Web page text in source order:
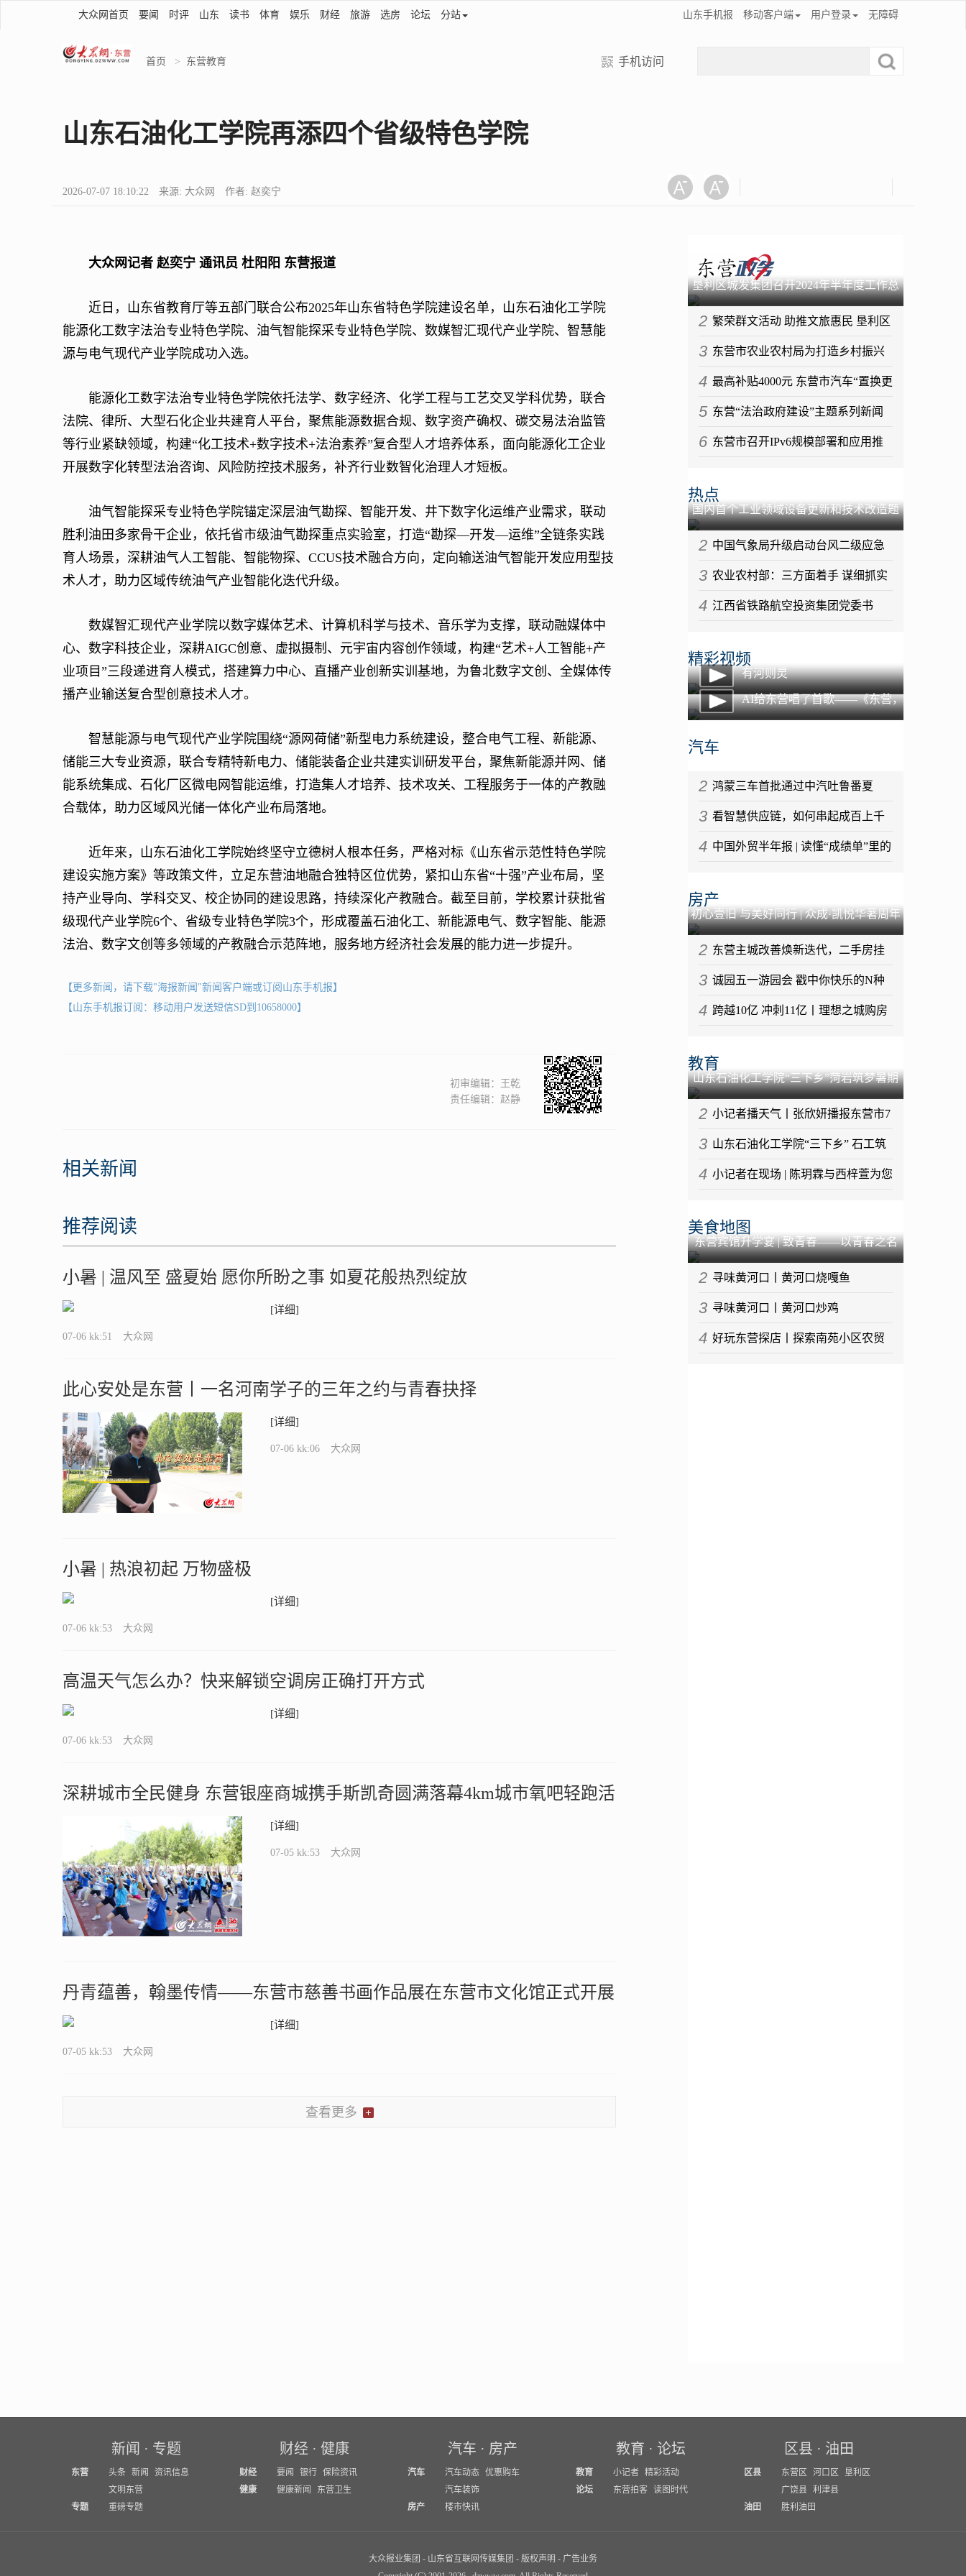
大众网首页 要闻 时评 山东 读书 体育 娱乐 财经 旅游 选房 论坛 分站 山东手机报 移动客户端 用户登录 无障碍
首页 > 东营教育 手机访问
山东石油化工学院再添四个省级特色学院
2026-07-07 18:10:22 来源: 大众网 作者: 赵奕宁
大众网记者 赵奕宁 通讯员 杜阳阳 东营报道
近日，山东省教育厅等五部门联合公布2025年山东省特色学院建设名单，山东石油化工学院
能源化工数字法治专业特色学院、油气智能探采专业特色学院、数媒智汇现代产业学院、智慧能
源与电气现代产业学院成功入选。
能源化工数字法治专业特色学院依托法学、数字经济、化学工程与工艺交叉学科优势，联合
法院、律所、大型石化企业共建育人平台，聚焦能源数据合规、数字资产确权、碳交易法治监管
等行业紧缺领域，构建“化工技术+数字技术+法治素养”复合型人才培养体系，面向能源化工企业
开展数字化转型法治咨询、风险防控技术服务，补齐行业数智化治理人才短板。
油气智能探采专业特色学院锚定深层油气勘探、智能开发、井下数字化运维产业需求，联动
胜利油田多家骨干企业，依托省市级油气勘探重点实验室，打造“勘探—开发—运维”全链条实践
育人场景，深耕油气人工智能、智能物探、CCUS技术融合方向，定向输送油气智能开发应用型技
术人才，助力区域传统油气产业智能化迭代升级。
数媒智汇现代产业学院以数字媒体艺术、计算机科学与技术、音乐学为支撑，联动融媒体中
心、数字科技企业，深耕AIGC创意、虚拟摄制、元宇宙内容创作领域，构建“艺术+人工智能+产
业项目”三段递进育人模式，搭建算力中心、直播产业创新实训基地，为鲁北数字文创、全媒体传
播产业输送复合型创意技术人才。
智慧能源与电气现代产业学院围绕“源网荷储”新型电力系统建设，整合电气工程、新能源、
储能三大专业资源，联合专精特新电力、储能装备企业共建实训研发平台，聚焦新能源并网、储
能系统集成、石化厂区微电网智能运维，打造集人才培养、技术攻关、工程服务于一体的产教融
合载体，助力区域风光储一体化产业布局落地。
近年来，山东石油化工学院始终坚守立德树人根本任务，严格对标《山东省示范性特色学院
建设实施方案》等政策文件，立足东营油地融合独特区位优势，紧扣山东省“十强”产业布局，坚
持产业导向、学科交叉、校企协同的建设思路，持续深化产教融合。截至目前，学校累计获批省
级现代产业学院6个、省级专业特色学院3个，形成覆盖石油化工、新能源电气、数字智能、能源
法治、数字文创等多领域的产教融合示范阵地，服务地方经济社会发展的能力进一步提升。
【更多新闻，请下载"海报新闻"新闻客户端或订阅山东手机报】
【山东手机报订阅：移动用户发送短信SD到10658000】
初审编辑：王乾
责任编辑：赵静
相关新闻
推荐阅读
小暑 | 温风至 盛夏始 愿你所盼之事 如夏花般热烈绽放
[详细]
07-06 kk:51 大众网
此心安处是东营丨一名河南学子的三年之约与青春抉择
[详细]
07-06 kk:06 大众网
小暑 | 热浪初起 万物盛极
[详细]
07-06 kk:53 大众网
高温天气怎么办？快来解锁空调房正确打开方式
[详细]
07-06 kk:53 大众网
深耕城市全民健身 东营银座商城携手斯凯奇圆满落幕4km城市氧吧轻跑活
[详细]
07-05 kk:53 大众网
丹青蕴善，翰墨传情——东营市慈善书画作品展在东营市文化馆正式开展
[详细]
07-05 kk:53 大众网
查看更多
新闻 · 专题
东营 头条 新闻
资讯信息
文明东营
专题
重磅专题
财经 ·健康
财经 要闻 银行 保险资讯
健康
健康新闻 东营卫生
汽车 · 房产
汽车 汽车动态 优惠购车
汽车装饰
房产
楼市快讯
教育 ·论坛
教育 小记者 精彩活动
论坛
东营拍客 读图时代
区县 · 油田
区县 东营区 河口区
垦利区
广饶县 利津县
油田
胜利油田
大众报业集团 - 山东省互联网传媒集团 - 版权声明 - 广告业务